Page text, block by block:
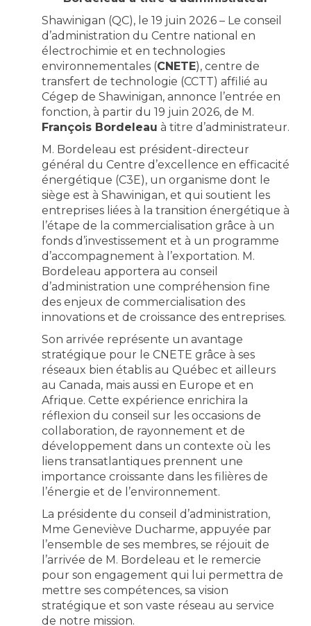
Shawinigan (QC), le 19 juin 2026 – Le conseil
d’administration du Centre national en
électrochimie et en technologies
environnementales (CNETE), centre de
transfert de technologie (CCTT) affilié au
Cégep de Shawinigan, annonce l’entrée en
fonction, à partir du 19 juin 2026, de M.
François Bordeleau à titre d’administrateur.
M. Bordeleau est président-directeur
général du Centre d’excellence en efficacité
énergétique (C3E), un organisme dont le
siège est à Shawinigan, et qui soutient les
entreprises liées à la transition énergétique à
l’étape de la commercialisation grâce à un
fonds d’investissement et à un programme
d’accompagnement à l’exportation. M.
Bordeleau apportera au conseil
d’administration une compréhension fine
des enjeux de commercialisation des
innovations et de croissance des entreprises.
Son arrivée représente un avantage
stratégique pour le CNETE grâce à ses
réseaux bien établis au Québec et ailleurs
au Canada, mais aussi en Europe et en
Afrique. Cette expérience enrichira la
réflexion du conseil sur les occasions de
collaboration, de rayonnement et de
développement dans un contexte où les
liens transatlantiques prennent une
importance croissante dans les filières de
l’énergie et de l’environnement.
La présidente du conseil d’administration,
Mme Geneviève Ducharme, appuyée par
l’ensemble de ses membres, se réjouit de
l’arrivée de M. Bordeleau et le remercie
pour son engagement qui lui permettra de
mettre ses compétences, sa vision
stratégique et son vaste réseau au service
de notre mission.